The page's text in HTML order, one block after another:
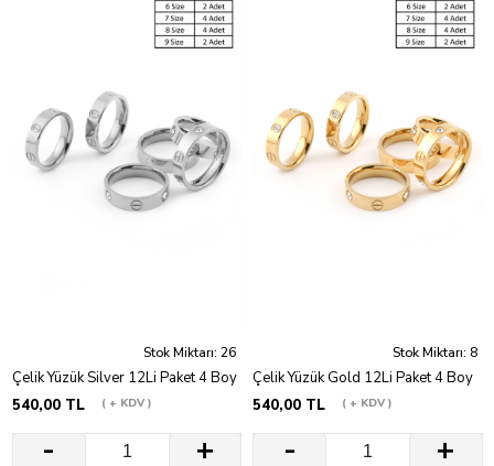
Stok Miktarı: 26
Çelik Yüzük Silver 12Li Paket 4 Boy
540,00 TL
+ KDV
Stok Miktarı: 8
Çelik Yüzük Gold 12Li Paket 4 Boy
540,00 TL
+ KDV